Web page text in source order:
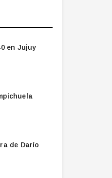
en Jujuy
de Darío